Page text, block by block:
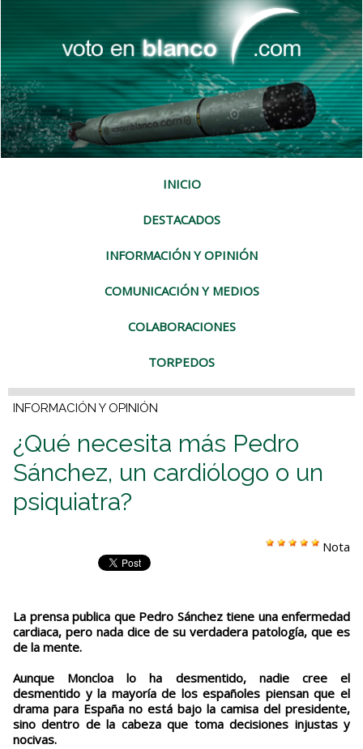
INICIO
DESTACADOS
INFORMACIÓN Y OPINIÓN
COMUNICACIÓN Y MEDIOS
COLABORACIONES
TORPEDOS
INFORMACIÓN Y OPINIÓN
¿Qué necesita más Pedro
Sánchez, un cardiólogo o un
psiquiatra?
Nota
La prensa publica que Pedro Sánchez tiene una enfermedad
cardiaca, pero nada dice de su verdadera patología, que es
de la mente.
Aunque Moncloa lo ha desmentido, nadie cree el
desmentido y la mayoría de los españoles piensan que el
drama para España no está bajo la camisa del presidente,
sino dentro de la cabeza que toma decisiones injustas y
nocivas.